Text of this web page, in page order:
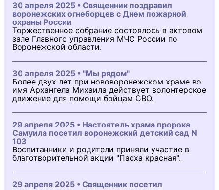
30 апреля 2025 • Священник поздравил
воронежских огнеборцев с Днем пожарной
охраны России
Торжественное собрание состоялось в актовом
зале Главного управления МЧС России по
Воронежской области.
30 апреля 2025 • "Мы рядом"
Более двух лет при нововоронежском храме во
имя Архангела Михаила действует волонтерское
движение для помощи бойцам СВО.
29 апреля 2025 • Настоятель храма пророка
Самуила посетил воронежский детский сад N
103
Воспитанники и родители приняли участие в
благотворительной акции "Пасха красная".
29 апреля 2025 • Священник посетил